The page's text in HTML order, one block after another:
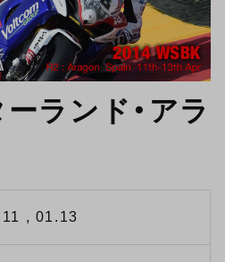
ランド・アラ
, 01.13